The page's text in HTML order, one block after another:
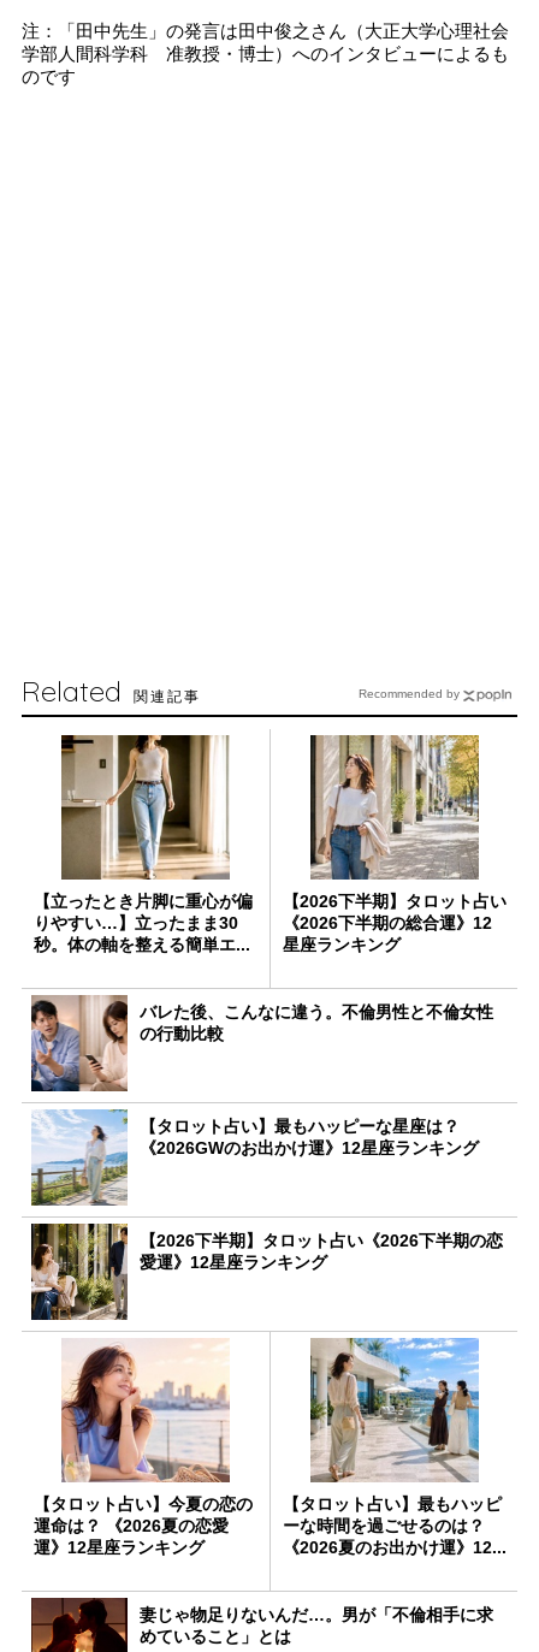
注：「田中先生」の発言は田中俊之さん（大正大学心理社会
学部人間科学科 准教授・博士）へのインタビューによるも
のです
Related 関連記事
【立ったとき片脚に重心が偏
りやすい…】立ったまま30
秒。体の軸を整える簡単エ...
【2026下半期】タロット占い
《2026下半期の総合運》12
星座ランキング
バレた後、こんなに違う。不倫男性と不倫女性
の行動比較
【タロット占い】最もハッピーな星座は？
《2026GWのお出かけ運》12星座ランキング
【2026下半期】タロット占い《2026下半期の恋
愛運》12星座ランキング
【タロット占い】今夏の恋の
運命は？ 《2026夏の恋愛
運》12星座ランキング
【タロット占い】最もハッピ
ーな時間を過ごせるのは？
《2026夏のお出かけ運》12...
妻じゃ物足りないんだ…。男が「不倫相手に求
めていること」とは
Recommended by